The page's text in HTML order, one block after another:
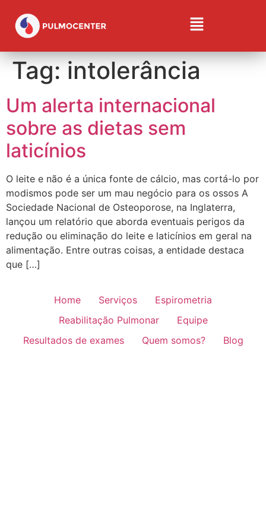
Tag:intolerância
Um alerta internacional
sobre as dietas sem
laticínios
O leite e não é a única fonte de cálcio, mas cortá-lo por
modismos pode ser um mau negócio para os ossos A
Sociedade Nacional de Osteoporose, na Inglaterra,
lançou um relatório que aborda eventuais perigos da
redução ou eliminação do leite e laticínios em geral na
alimentação. Entre outras coisas, a entidade destaca
que […]
Home Serviços
Espirometria
Reabilitação Pulmonar
Equipe
Resultados de exames
Quem somos? Blog